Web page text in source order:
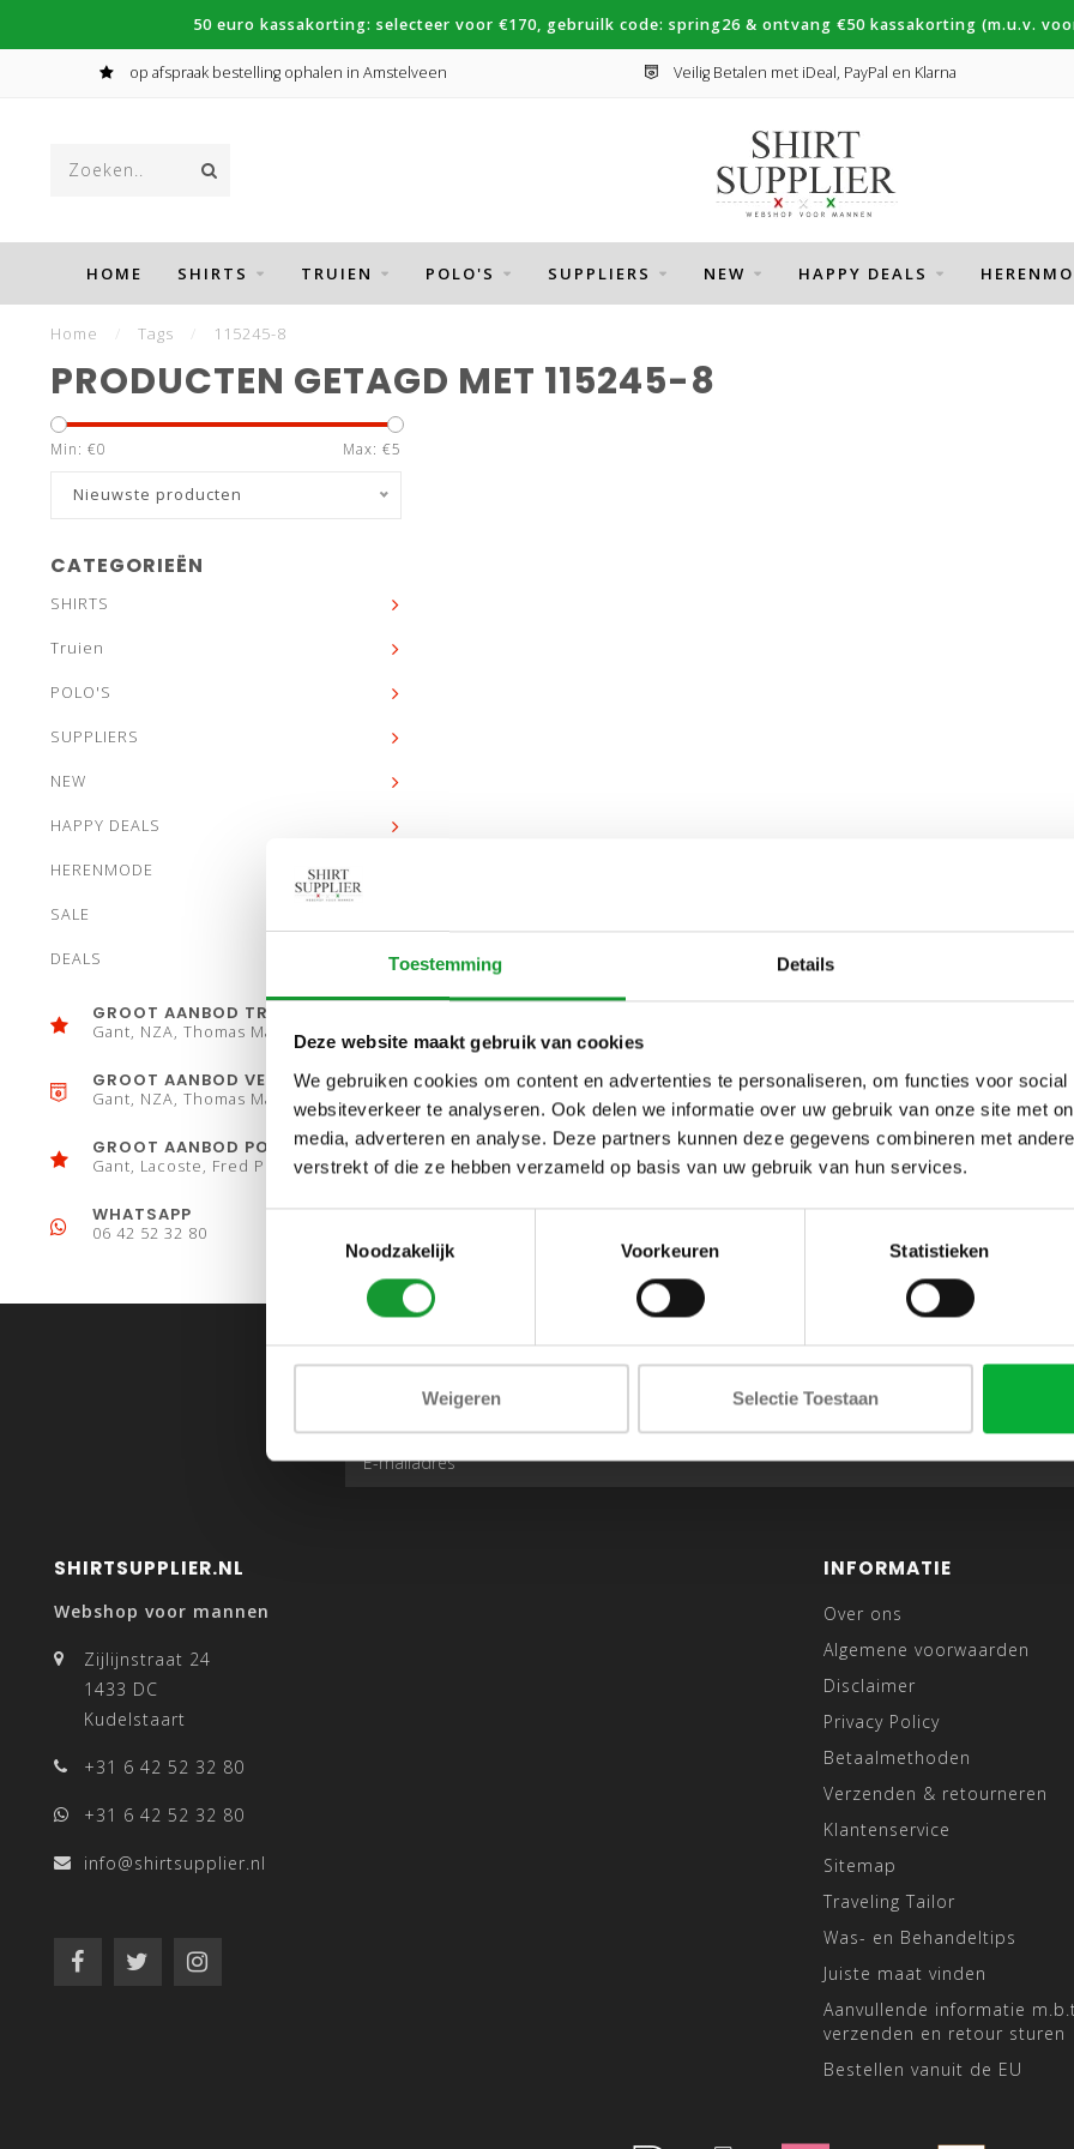
Toestemming Details
Deze website maakt gebruik van cookies
We gebruiken cookies om content en advertenties te personaliseren, om functies voor
websiteverkeer te analyseren. Ook delen we informatie over uw gebruik van onze site met
media, adverteren en analyse. Deze partners kunnen deze gegevens combineren met
verstrekt of die ze hebben verzameld op basis van uw gebruik van hun services.
Noodzakelijk
Voorkeuren Statistieken
Weigeren Selectie Toestaan
50 euro kassakorting: selecteer voor €170, gebruilk code: spring26 & ontvang €50 kassakorting (m.u.v.
op afspraak bestelling ophalen in Amstelveen Veilig Betalen met iDeal, PayPal en Klarna
HOME SHIRTS TRUIEN POLO'S SUPPLIERS NEW HAPPY DEALS
Home Tags 115245-8
PRODUCTEN GETAGD MET 115245-8
Min: €0 Max: €5
Nieuwste producten
CATEGORIEËN
SHIRTS
Truien
POLO'S
SUPPLIERS
NEW
HAPPY DEALS
HERENMODE
SALE
DEALS
GROOT AANBOD TRUIEN
Gant, NZA, Thomas Maine
GROOT AANBOD VESTEN
Gant, NZA, Thomas Maine
GROOT AANBOD POLO´S
Gant, Lacoste, Fred Perry
WHATSAPP
06 42 52 32 80
SHIRTSUPPLIER.NL
Webshop voor mannen
Zijlijnstraat 24
1433 DC
Kudelstaart
+31 6 42 52 32 80
+31 6 42 52 32 80
info@shirtsupplier.nl
INFORMATIE
Over ons
Algemene voorwaarden
Disclaimer
Privacy Policy
Betaalmethoden
Verzenden & retourneren
Klantenservice
Sitemap
Traveling Tailor
Was- en Behandeltips
Juiste maat vinden
Aanvullende informatie
verzenden en retour sturen
Bestellen vanuit de EU